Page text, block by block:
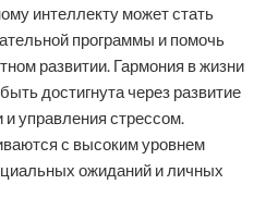
интеллекту может стать
программы и помочь
развитии. Гармония в жизни
достигнута через развитие
управления стрессом.
с высоким уровнем
ожиданий и личных